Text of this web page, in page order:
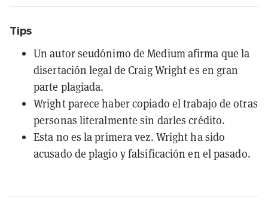
Tips
Un autor seudónimo de Medium afirma que la
disertación legal de Craig Wright es en gran
parte plagiada.
Wright parece haber copiado el trabajo de otras
personas literalmente sin darles crédito.
Esta no es la primera vez. Wright ha sido
acusado de plagio y falsificación en el pasado.